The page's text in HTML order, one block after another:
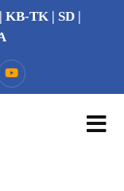
| KB-TK | SD |